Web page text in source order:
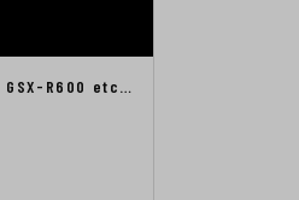
GSX-R600 etc…